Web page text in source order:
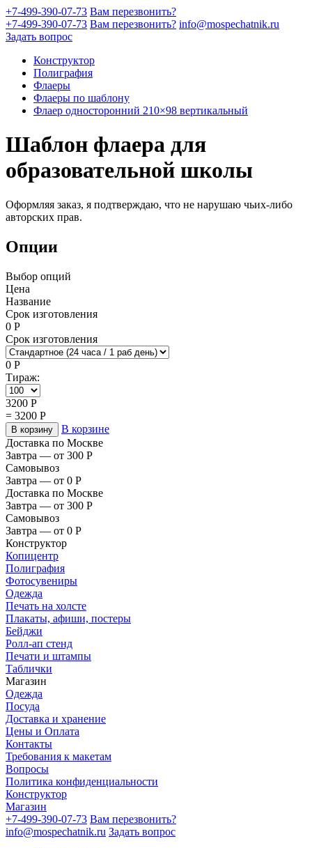
+7-499-390-07-73 Вам перезвонить?
+7-499-390-07-73 Вам перезвонить? info@mospechatnik.ru
Задать вопрос
Конструктор
Полиграфия
Флаеры
Флаеры по шаблону
Флаер односторонний 210×98 вертикальный
Шаблон флаера для
образовательной школы
Оформляя заказ, я подтверждаю, что не нарушаю чьих-либо
авторских прав.
Опции
Выбор опций
Цена
Название
Срок изготовления
0 Р
Срок изготовления
0 Р
Тираж:
3200 Р
= 3200 Р
В корзину
В корзине
Доставка по Москве
Завтра — от 300 Р
Самовывоз
Завтра — от 0 Р
Доставка по Москве
Завтра — от 300 Р
Самовывоз
Завтра — от 0 Р
Конструктор
Копицентр
Полиграфия
Фотосувениры
Одежда
Печать на холсте
Плакаты, афиши, постеры
Бейджи
Ролл-ап стенд
Печати и штампы
Таблички
Магазин
Одежда
Посуда
Доставка и хранение
Цены и Оплата
Контакты
Требования к макетам
Вопросы
Политика конфиденциальности
Конструктор
Магазин
+7-499-390-07-73 Вам перезвонить?
info@mospechatnik.ru Задать вопрос